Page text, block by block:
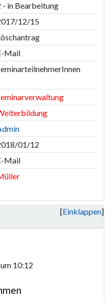
- in Bearbeitung
12/15
Mail
01/12
Mail
Einklappen
10:12